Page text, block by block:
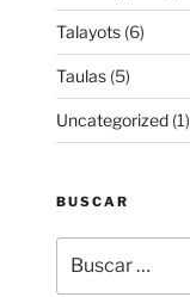
Talayots(6)
Taulas(5)
Uncategorized(1)
BUSCAR
por: